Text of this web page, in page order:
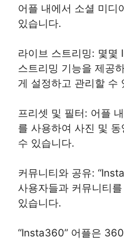
어플 내에서 소셜 미디
있습니다.
라이브 스트리밍: 몇몇
스트리밍 기능을 제공
게 설정하고 관리할 수
프리셋 및 필터: 어플
를 사용하여 사진 및
수 있습니다.
커뮤니티와 공유:
사용자들과 커뮤니티
있습니다.
“Insta360” 어플은